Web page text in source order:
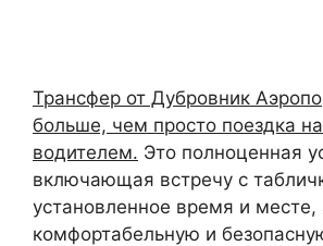
Трансфер от Дубровник
больше, чем просто поездка
водителем. Это полноценная
включающая встречу с
установленное время и месте,
комфортабельную и